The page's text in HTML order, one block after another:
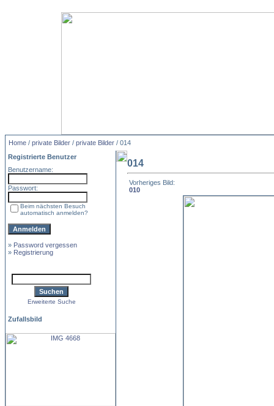
Home / private Bilder / private Bilder / 014
Registrierte Benutzer
Benutzername:
Passwort:
Beim nächsten Besuch
automatisch anmelden?
» Password vergessen
» Registrierung
Erweiterte Suche
Zufallsbild
014
Vorheriges Bild:
010